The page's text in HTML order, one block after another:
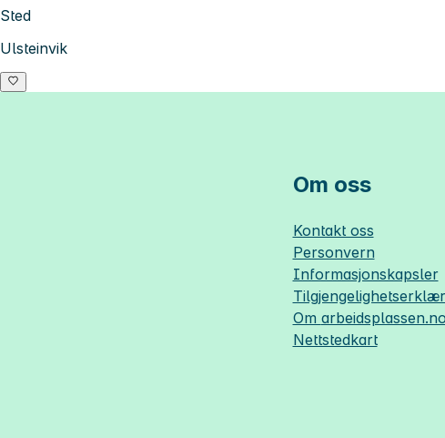
Sted
Ulsteinvik
Om oss
Kontakt oss
Personvern
Informasjonskapsler
Om arbeidsplassen.no
Nettstedkart